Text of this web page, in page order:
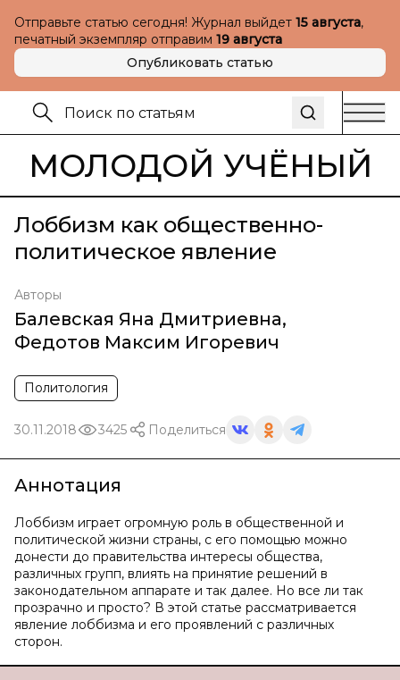
Отправьте статью сегодня! Журнал выйдет 15 августа,
печатный экземпляр отправим 19 августа
Опубликовать статью
МОЛОДОЙ УЧЁНЫЙ
Лоббизм как общественно-
политическое явление
Авторы
Балевская Яна Дмитриевна,
Федотов Максим Игоревич
Политология
30.11.2018 3425 Поделиться
Аннотация
Лоббизм играет огромную роль в общественной и
политической жизни страны, с его помощью можно
донести до правительства интересы общества,
различных групп, влиять на принятие решений в
законодательном аппарате и так далее. Но все ли так
прозрачно и просто? В этой статье рассматривается
явление лоббизма и его проявлений с различных
сторон.